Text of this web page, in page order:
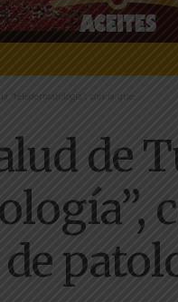
“teledermatología”, con la que...
de